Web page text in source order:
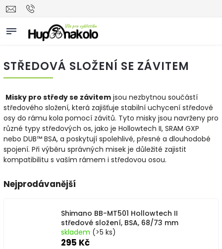
STŘEDOVÁ SLOŽENÍ SE ZÁVITEM
Misky pro středy se závitem jsou nezbytnou součástí
středového složení, která zajišťuje stabilní uchycení středové
osy do rámu kola pomocí závitů. Tyto misky jsou navrženy pro
různé typy středových os, jako je Hollowtech II, SRAM GXP
nebo DUB™ BSA, a poskytují spolehlivé, přesné a dlouhodobé
spojení. Při výběru správných misek je důležité zajistit
kompatibilitu s vaším rámem i středovou osou.
Nejprodávanější
Shimano BB-MT501 Hollowtech II
středové složení, BSA, 68/73 mm
skladem (>5 ks)
295 Kč